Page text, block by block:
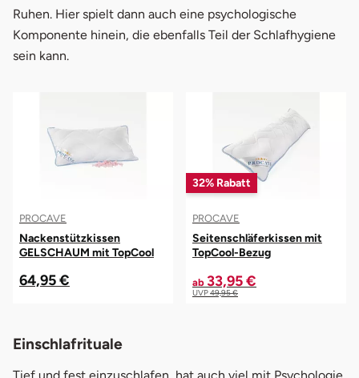
Ruhen. Hier spielt dann auch eine psychologische
Komponente hinein, die ebenfalls Teil der Schlafhygiene
sein kann.
PROCAVE
Nackenstützkissen
GELSCHAUM mit TopCool
64,95 €
32% Rabatt
PROCAVE
Seitenschläferkissen mit
TopCool-Bezug
ab 33,95 €
UVP49,95 €
Einschlafrituale